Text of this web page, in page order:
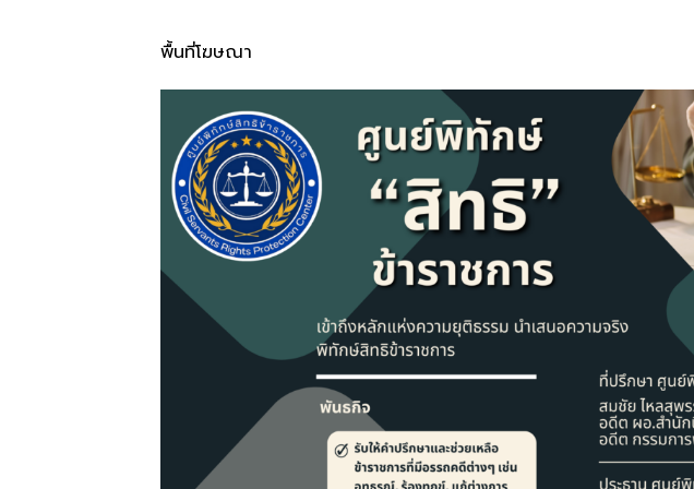
พื้นที่โฆษณา